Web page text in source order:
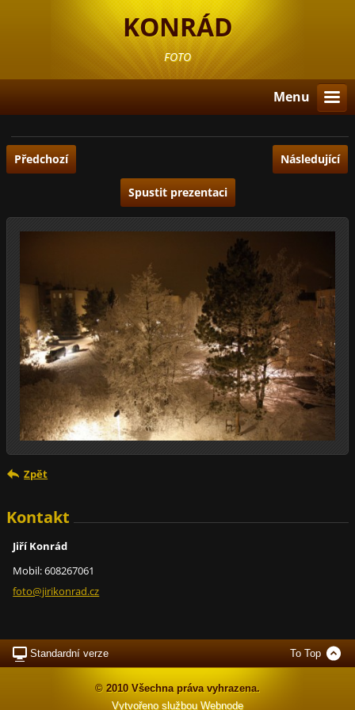
KONRÁD
FOTO
Menu
Předchozí Následující
Spustit prezentaci
Zpět
Kontakt
Jiří Konrád
Mobil: 608267061
foto@jirikonrad.cz
Standardní verze To Top
© 2010 Všechna práva vyhrazena.
Vytvořeno službou Webnode